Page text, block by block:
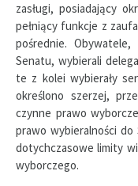
zasługi, posiadający
pełniący funkcje z
pośrednie.
Senatu, wybierali
te z kolei wybierały
określono szerzej,
czynne prawo
prawo wybieralności do
dotychczasowe limity
wyborczego.